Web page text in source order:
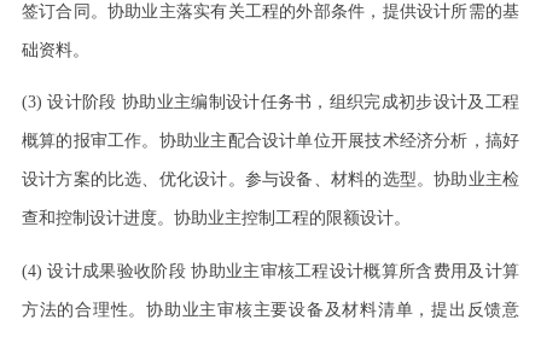
签订合同。协助业主落实有关工程的外部条件，提供设计所需的基
础资料。
(3)设计阶段 协助业主编制设计任务书，组织完成初步设计及工程
概算的报审工作。协助业主配合设计单位开展技术经济分析，搞好
设计方案的比选、优化设计。参与设备、材料的选型。协助业主检
查和控制设计进度。协助业主控制工程的限额设计。
(4)设计成果验收阶段 协助业主审核工程设计概算所含费用及计算
方法的合理性。协助业主审核主要设备及材料清单，提出反馈意